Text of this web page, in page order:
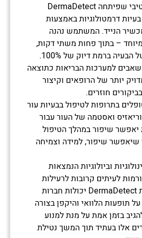
המוצר האפליקטיבי שפיתחה DermaDetect
דרמטולוגיות באמצעות
הנייד. המשתמש נהנה
– בתוך פחות משתי דקות,
ברמת דיוק של 100%.
למערכות הבריאות כתוצאה
יותר של הרופאים וקיצור
חוזרים.
בתרופות לטיפול בבעיות עור
ואסטמה של העור עבור
יאפשר שיפור במהלך הטיפול
שיאפשר שיפור, למידה וצמיחה
וביולוגיות הנמצאות
לעיתים קרובות לרעילות
עורית. באמצעות DermaDetect יכולות חברות
תופעות הלוואי והיקפן בצורה
בזמן אמת על מנת למנוע
אלו בעתיד תוך המשך נטילת